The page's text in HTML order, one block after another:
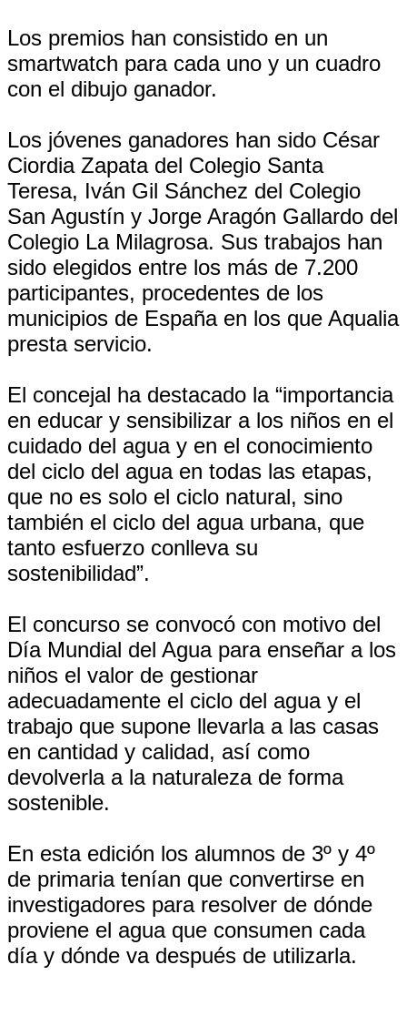
Los premios han consistido en un
smartwatch para cada uno y un cuadro
con el dibujo ganador.
Los jóvenes ganadores han sido César
Ciordia Zapata del Colegio Santa
Teresa, Iván Gil Sánchez del Colegio
San Agustín y Jorge Aragón Gallardo del
Colegio La Milagrosa. Sus trabajos han
sido elegidos entre los más de 7.200
participantes, procedentes de los
municipios de España en los que Aqualia
presta servicio.
El concejal ha destacado la “importancia
en educar y sensibilizar a los niños en el
cuidado del agua y en el conocimiento
del ciclo del agua en todas las etapas,
que no es solo el ciclo natural, sino
también el ciclo del agua urbana, que
tanto esfuerzo conlleva su
sostenibilidad”.
El concurso se convocó con motivo del
Día Mundial del Agua para enseñar a los
niños el valor de gestionar
adecuadamente el ciclo del agua y el
trabajo que supone llevarla a las casas
en cantidad y calidad, así como
devolverla a la naturaleza de forma
sostenible.
En esta edición los alumnos de 3º y 4º
de primaria tenían que convertirse en
investigadores para resolver de dónde
proviene el agua que consumen cada
día y dónde va después de utilizarla.